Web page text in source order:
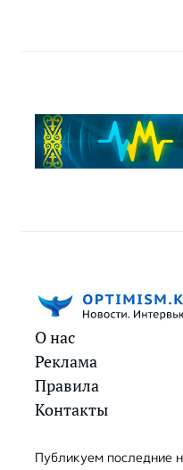
О нас
Реклама
Правила
Контакты
Публикуем последние